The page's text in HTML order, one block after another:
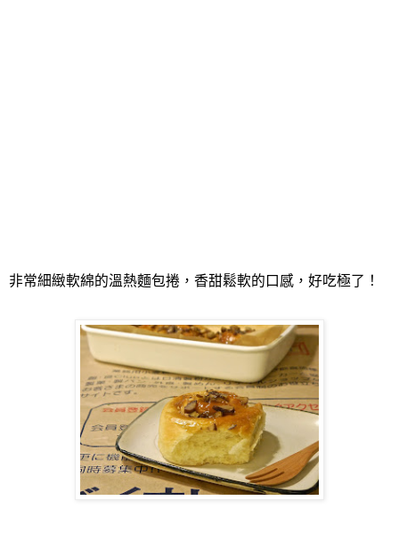
非常細緻軟綿的溫熱麵包捲，香甜鬆軟的口感，好吃極了！